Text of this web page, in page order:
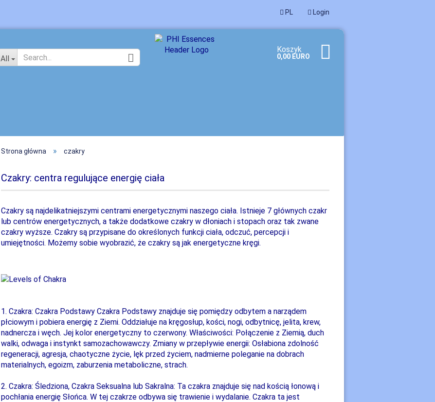
PL
Zmień język
Login
All
Koszyk
0,00 EURO
Strona główna » czakry
Czakry: centra regulujące energię ciała
Czakry są najdelikatniejszymi centrami energetycznymi naszego ciała. Istnieje 7 głównych czakr
lub centrów energetycznych, a także dodatkowe czakry w dłoniach i stopach oraz tak zwane
czakry wyższe. Czakry są przypisane do określonych funkcji ciała, odczuć, percepcji i
umiejętności. Możemy sobie wyobrazić, że czakry są jak energetyczne kręgi.
1. Czakra: Czakra Podstawy Czakra Podstawy znajduje się pomiędzy odbytem a narządem
płciowym i pobiera energię z Ziemi. Oddziałuje na kręgosłup, kości, nogi, odbytnicę, jelita, krew,
nadnercza i węch. Jej kolor energetyczny to czerwony. Właściwości: Połączenie z Ziemią, duch
walki, odwaga i instynkt samozachowawczy. Zmiany w przepływie energii: Osłabiona zdolność
regeneracji, agresja, chaotyczne życie, lęk przed życiem, nadmierne poleganie na dobrach
materialnych, egoizm, zaburzenia metaboliczne, strach.
2. Czakra: Śledziona, Czakra Seksualna lub Sakralna: Ta czakra znajduje się nad kością łonową i
pochłania energię Słońca. W tej czakrze odbywa się trawienie i wydalanie. Czakra ta jest